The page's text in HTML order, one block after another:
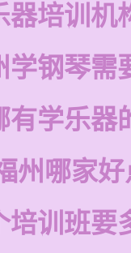
器培训机
学钢琴需
有学乐器
州哪家
培训班要